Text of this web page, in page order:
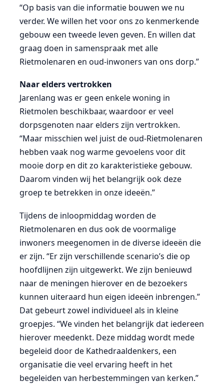
“Op basis van die informatie bouwen we nu
verder. We willen het voor ons zo kenmerkende
gebouw een tweede leven geven. En willen dat
graag doen in samenspraak met alle
Rietmolenaren en oud-inwoners van ons dorp.”
Naar elders vertrokken
Jarenlang was er geen enkele woning in
Rietmolen beschikbaar, waardoor er veel
dorpsgenoten naar elders zijn vertrokken.
“Maar misschien wel juist de oud-Rietmolenaren
hebben vaak nog warme gevoelens voor dit
mooie dorp en dit zo karakteristieke gebouw.
Daarom vinden wij het belangrijk ook deze
groep te betrekken in onze ideeën.”
Tijdens de inloopmiddag worden de
Rietmolenaren en dus ook de voormalige
inwoners meegenomen in de diverse ideeën die
er zijn. “Er zijn verschillende scenario’s die op
hoofdlijnen zijn uitgewerkt. We zijn benieuwd
naar de meningen hierover en de bezoekers
kunnen uiteraard hun eigen ideeën inbrengen.”
Dat gebeurt zowel individueel als in kleine
groepjes. “We vinden het belangrijk dat iedereen
hierover meedenkt. Deze middag wordt mede
begeleid door de Kathedraaldenkers, een
organisatie die veel ervaring heeft in het
begeleiden van herbestemmingen van kerken.”